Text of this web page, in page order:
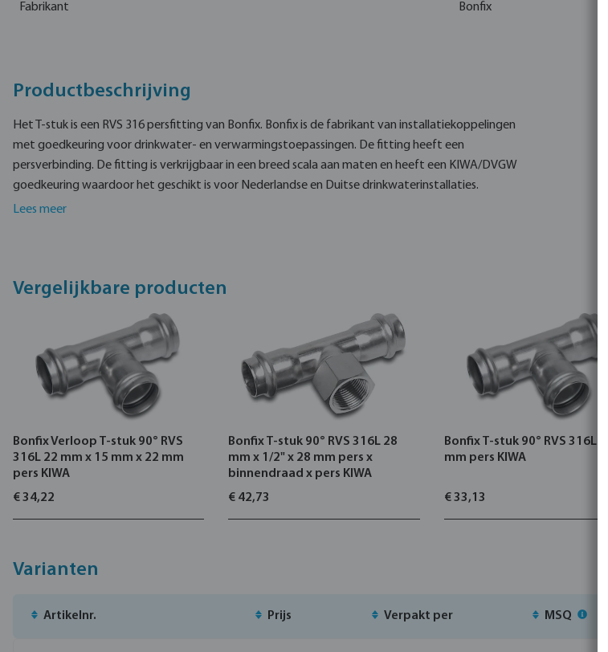
Fabrikant Bonfix
Productbeschrijving
Het T-stuk is een RVS 316 persfitting van Bonfix. Bonfix is de fabrikant van installatiekoppelingen
met goedkeuring voor drinkwater- en verwarmingstoepassingen. De fitting heeft een
persverbinding. De fitting is verkrijgbaar in een breed scala aan maten en heeft een KIWA/DVGW
goedkeuring waardoor het geschikt is voor Nederlandse en Duitse drinkwaterinstallaties.
Het T-stuk is verlopend en gemaakt van RVS 316L.
Lees meer
Vergelijkbare producten
Bonfix Verloop T-stuk 90° RVS
316L 22 mm x 15 mm x 22 mm
pers KIWA
€ 34,22
Bonfix T-stuk 90° RVS 316L 28
mm x 1/2" x 28 mm pers x
binnendraad x pers KIWA
€ 42,73
Bonfix T-stuk 90° RVS 316L 22
mm pers KIWA
€ 33,13
Varianten
Artikelnr. Prijs Verpakt per MSQ